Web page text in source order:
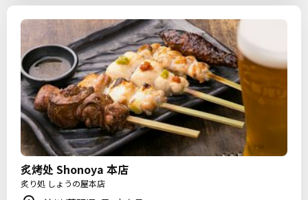
炙烤处 Shonoya 本店
炙り処 しょうの屋本店